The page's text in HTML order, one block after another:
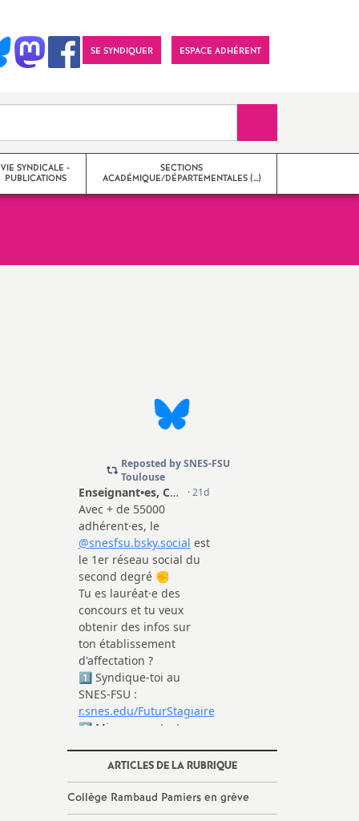
SE SYNDIQUER ESPACE ADHÉRENT
VIE SYNDICALE -
PUBLICATIONS
SECTIONS
ACADÉMIQUE/DÉPARTEMENTALES (…)
ARTICLES DE LA RUBRIQUE
Collège Rambaud Pamiers en grève